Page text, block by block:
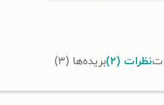
نظرات (۲) بریده‌ها (۳)